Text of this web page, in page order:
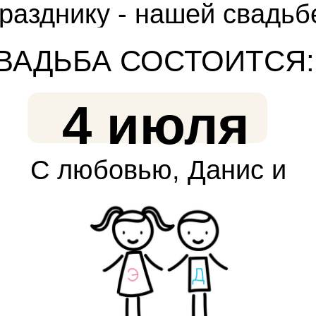
- нашей
Будем рады, если это
вместе с нами.
С любовью, Данис и
Эльвира !
СОСТОИТСЯ:
4 июля